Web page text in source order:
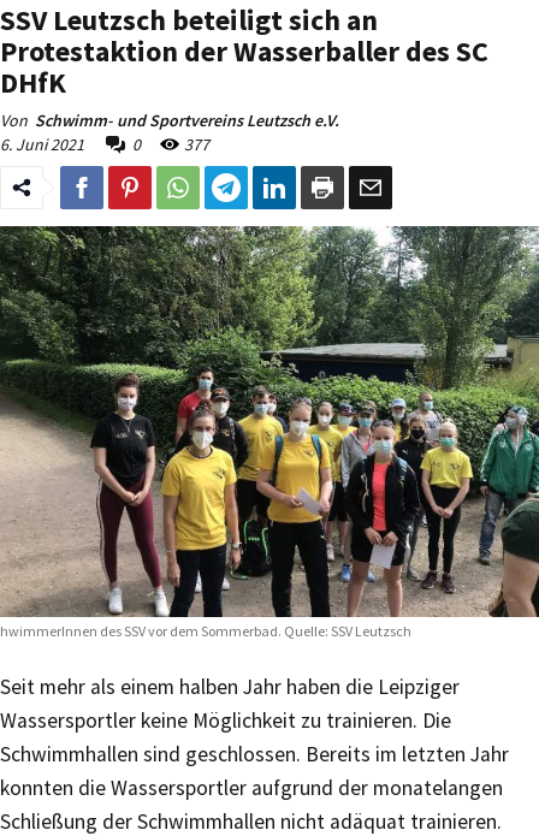
SSV Leutzsch beteiligt sich an
Protestaktion der Wasserballer des SC
DHfK
Von Schwimm- und Sportvereins Leutzsch e.V.
6. Juni 2021
0 377
des SSV vor dem Sommerbad. Quelle: SSV Leutzsch
Seit mehr als einem halben Jahr haben die Leipziger
Wassersportler keine Möglichkeit zu trainieren. Die
Schwimmhallen sind geschlossen. Bereits im letzten Jahr
konnten die Wassersportler aufgrund der monatelangen
Schließung der Schwimmhallen nicht adäquat trainieren.